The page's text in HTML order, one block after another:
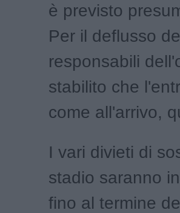
è previsto
Per il deflusso
responsabili
stabilito che
come all'arrivo,
I vari divieti di
stadio saranno
fino al termine